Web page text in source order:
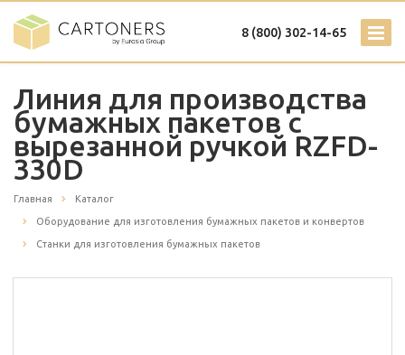
8 (800) 302-14-65
Линия для производства
бумажных пакетов с
вырезанной ручкой RZFD-
330D
Главная Каталог
Оборудование для изготовления бумажных пакетов и конвертов
Станки для изготовления бумажных пакетов